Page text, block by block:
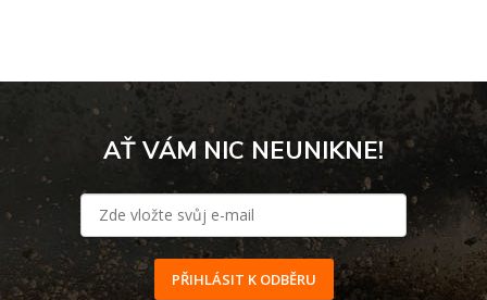
AŤ VÁM NIC NEUNIKNE!
PŘIHLÁSIT K ODBĚRU